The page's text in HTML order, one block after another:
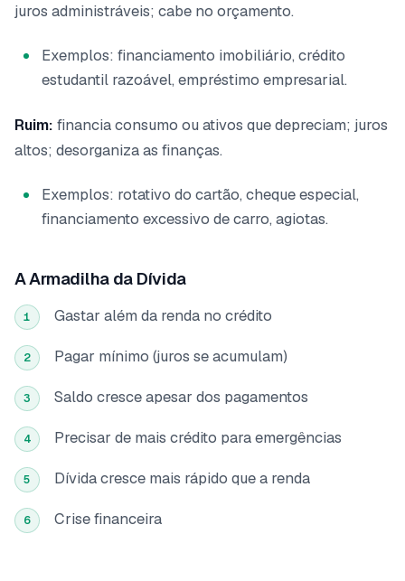
juros administráveis; cabe no orçamento.
Exemplos: financiamento imobiliário, crédito
estudantil razoável, empréstimo empresarial.
Ruim: financia consumo ou ativos que depreciam; juros
altos; desorganiza as finanças.
Exemplos: rotativo do cartão, cheque especial,
financiamento excessivo de carro, agiotas.
A Armadilha da Dívida
1 Gastar além da renda no crédito
2 Pagar mínimo (juros se acumulam)
3 Saldo cresce apesar dos pagamentos
4 Precisar de mais crédito para emergências
5 Dívida cresce mais rápido que a renda
6 Crise financeira